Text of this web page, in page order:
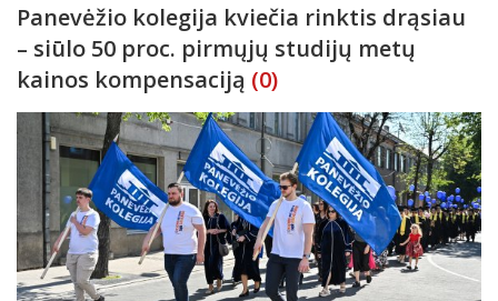
Panevėžio kolegija kviečia rinktis drąsiau
– siūlo 50 proc. pirmųjų studijų metų
kainos kompensaciją (0)